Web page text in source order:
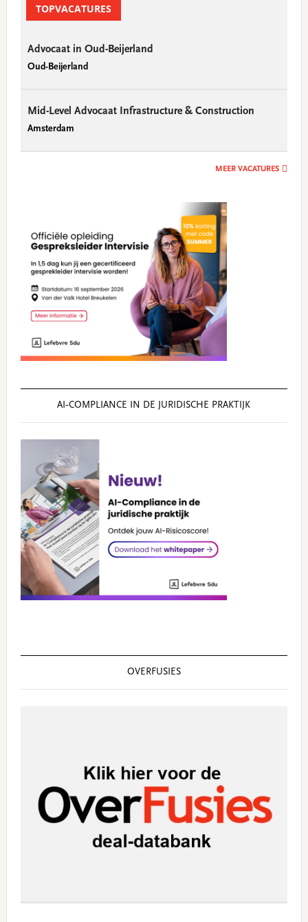
SidebarTOPVACATURES
Advocaat in Oud-Beijerland
Oud-Beijerland
Mid-Level Advocaat Infrastructure & Construction
Amsterdam
MEER VACATURES
AI‑COMPLIANCE IN DE JURIDISCHE PRAKTIJK
OVERFUSIES